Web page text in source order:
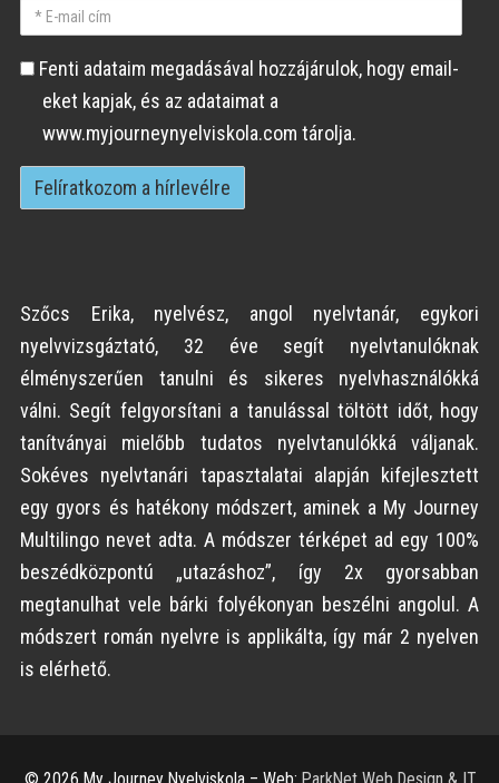
E-
cím
Fenti
adataim
megadásával
hozzájárulok,
hogy
és
az
adataimat
a
www.myjourneynyelviskola.com
tárolja.
Fenti adataim megadásával hozzájárulok, hogy email-
eket kapjak, és az adataimat a
www.myjourneynyelviskola.com tárolja.
Szőcs Erika, nyelvész, angol nyelvtanár, egykori
nyelvvizsgáztató, 32 éve segít nyelvtanulóknak
élményszerűen tanulni és sikeres nyelvhasználókká
válni. Segít felgyorsítani a tanulással töltött időt, hogy
tanítványai mielőbb tudatos nyelvtanulókká váljanak.
Sokéves nyelvtanári tapasztalatai alapján kifejlesztett
egy gyors és hatékony módszert, aminek a My Journey
Multilingo nevet adta. A módszer térképet ad egy 100%
beszédközpontú „utazáshoz”, így 2x gyorsabban
megtanulhat vele bárki folyékonyan beszélni angolul. A
módszert román nyelvre is applikálta, így már 2 nyelven
is elérhető.